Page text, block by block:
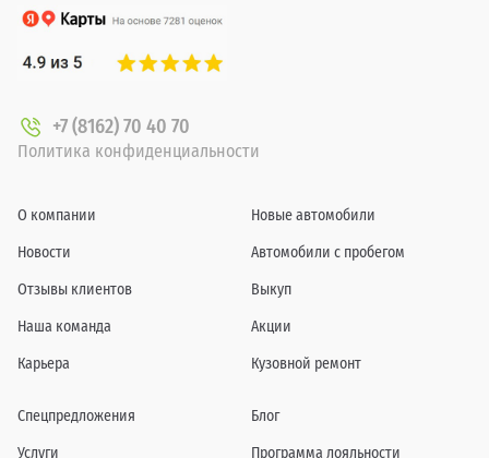
+7 (8162) 70 40 70
Политика конфиденциальности
О компании
Новости
Отзывы клиентов
Наша команда
Карьера
Новые автомобили
Автомобили с пробегом
Выкуп
Акции
Кузовной ремонт
Спецпредложения
Услуги
Блог
Программа лояльности